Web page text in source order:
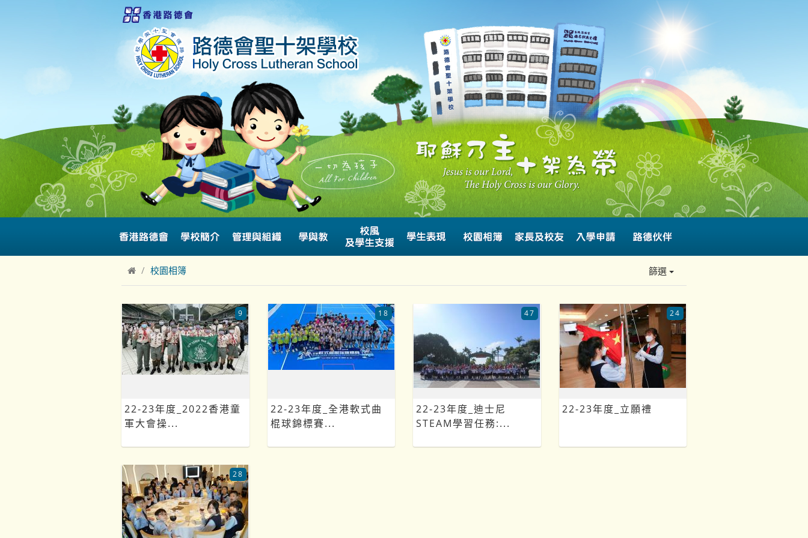
校園相簿 篩選
22-23年度_2022香港童
軍大會操...
9
22-23年度_全港軟式曲
棍球錦標賽...
18
22-23年度_迪士尼
STEAM學習任務:...
47
22-23年度_立願禮
24
28